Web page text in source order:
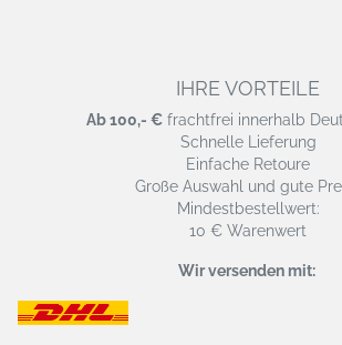
IHRE VORTEILE
Ab 100,- € frachtfrei innerhalb
Schnelle Lieferung
Einfache Retoure
Große Auswahl und gute
Mindestbestellwert:
10 € Warenwert
Wir versenden mit: